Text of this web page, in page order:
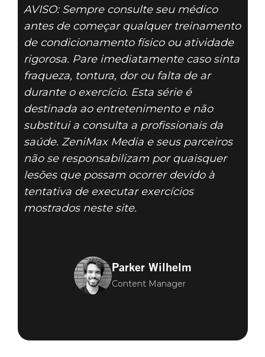
AVISO: Sempre consulte seu médico
antes de começar qualquer treinamento
de condicionamento físico ou atividade
rigorosa. Pare imediatamente caso sinta
fraqueza, tontura, dor ou falta de ar
durante o exercício. Esta série é
destinada ao entretenimento e não
substitui a consulta a profissionais da
saúde. ZeniMax Media e seus parceiros
não se responsabilizam por quaisquer
lesões que possam ocorrer devido à
tentativa de executar exercícios
mostrados neste site.
Parker Wilhelm
Content Manager